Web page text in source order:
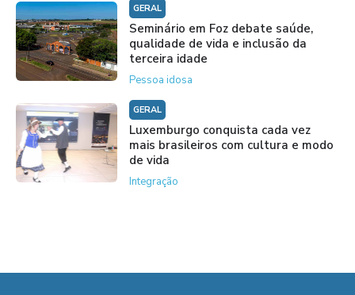
GERAL
Seminário em Foz debate saúde,
qualidade de vida e inclusão da
terceira idade
Pessoa idosa
GERAL
Luxemburgo conquista cada vez
mais brasileiros com cultura e modo
de vida
Integração